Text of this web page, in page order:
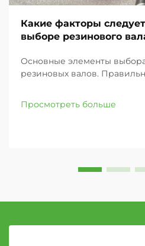
Какие факторы
выборе резинового
Основные элементы
резиновых валов.
может значительно
работы, качество
Просмотреть больше